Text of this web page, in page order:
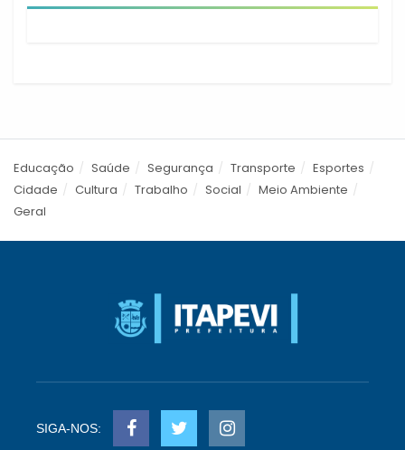
Educação Saúde Segurança Transporte
Esportes
Cidade
Cultura Trabalho Social
Meio Ambiente
Geral
SIGA-NOS: